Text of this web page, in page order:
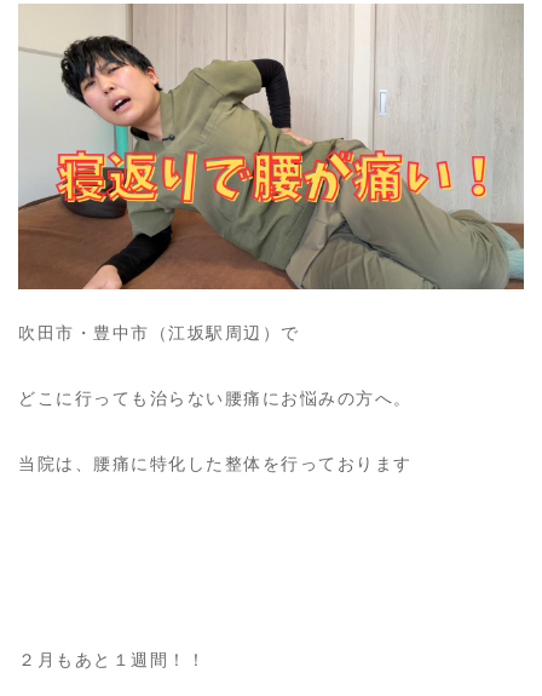
吹田市・豊中市（江坂駅周辺）で
どこに行っても治らない腰痛にお悩みの方へ。
当院は、腰痛に特化した整体を行っております
２月もあと１週間！！